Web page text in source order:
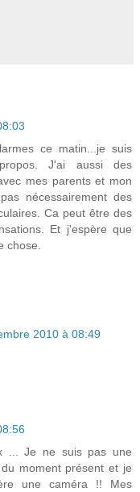
ce matin...je suis
J'ai aussi des
mes parents et mon
nécessairement des
Ca peut être des
Et j'espère que
chose.
2010 à 08:49
... Je ne suis pas une
moment présent et je
une caméra !! Mes